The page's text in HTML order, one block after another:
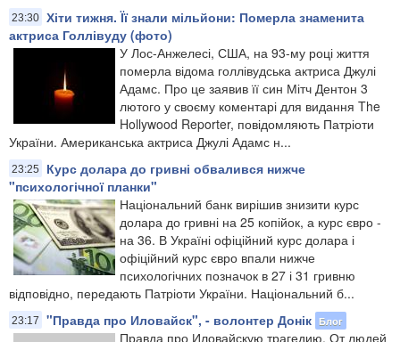
23:30 Хіти тижня. Її знали мільйони: Померла знаменита
актриса Голлівуду (фото)
У Лос-Анжелесі, США, на 93-му році життя
померла відома голлівудська актриса Джулі
Адамс. Про це заявив її син Мітч Дентон 3
лютого у своєму коментарі для видання The
Hollywood Reporter, повідомляють Патріоти
України. Американська актриса Джулі Адамс н...
23:25
Курс долара до гривні обвалився нижче
"психологічної планки"
Національний банк вирішив знизити курс
долара до гривні на 25 копійок, а курс євро -
на 36. В Україні офіційний курс долара і
офіційний курс євро впали нижче
психологічних позначок в 27 і 31 гривню
відповідно, передають Патріоти України. Національний б...
23:17 "Правда про Иловайск", - волонтер Донік Блог
Правда про Иловайскую трагедию. От людей